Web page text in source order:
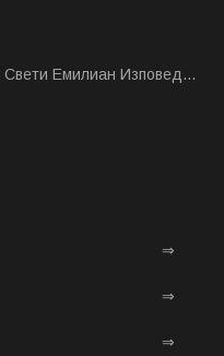
Свeти Емилиан Изповед...
⇒
⇒
⇒